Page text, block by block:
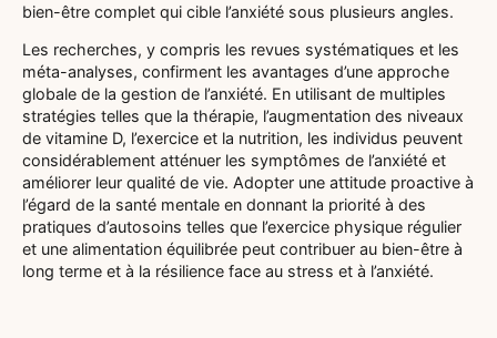
bien-être complet qui cible l’anxiété sous plusieurs angles.
Les recherches, y compris les revues systématiques et les
méta-analyses, confirment les avantages d’une approche
globale de la gestion de l’anxiété. En utilisant de multiples
stratégies telles que la thérapie, l’augmentation des niveaux
de vitamine D, l’exercice et la nutrition, les individus peuvent
considérablement atténuer les symptômes de l’anxiété et
améliorer leur qualité de vie. Adopter une attitude proactive à
l’égard de la santé mentale en donnant la priorité à des
pratiques d’autosoins telles que l’exercice physique régulier
et une alimentation équilibrée peut contribuer au bien-être à
long terme et à la résilience face au stress et à l’anxiété.